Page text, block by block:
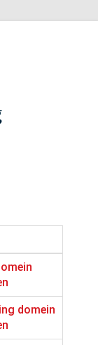
domein